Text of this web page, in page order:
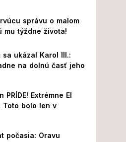
správu o malom
mu týždne života!
sa ukázal Karol III.:
na dolnú časť jeho
Extrémne El
Toto bolo len v
počasia: Oravu